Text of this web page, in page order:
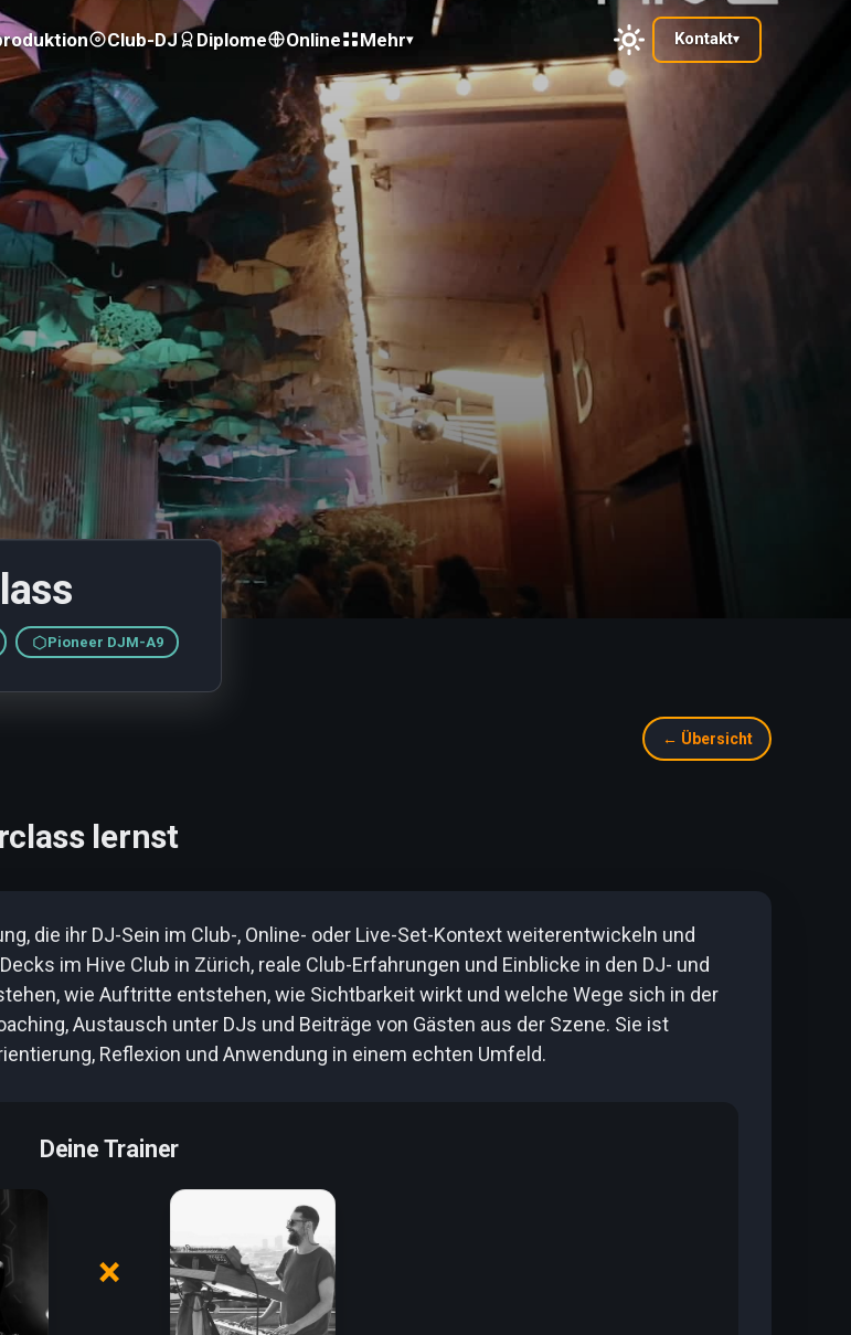
Club-DJ Diplome Online Mehr▾ Kontakt▾
Pioneer DJM-A9
← Übersicht
lernst
die ihr DJ-Sein im Club-, Online- oder Live-Set-Kontext weiterentwickeln und
im Hive Club in Zürich, reale Club-Erfahrungen und Einblicke in den DJ- und
wie Auftritte entstehen, wie Sichtbarkeit wirkt und welche Wege sich in der
Austausch unter DJs und Beiträge von Gästen aus der Szene. Sie ist
Reflexion und Anwendung in einem echten Umfeld.
Deine Trainer
×